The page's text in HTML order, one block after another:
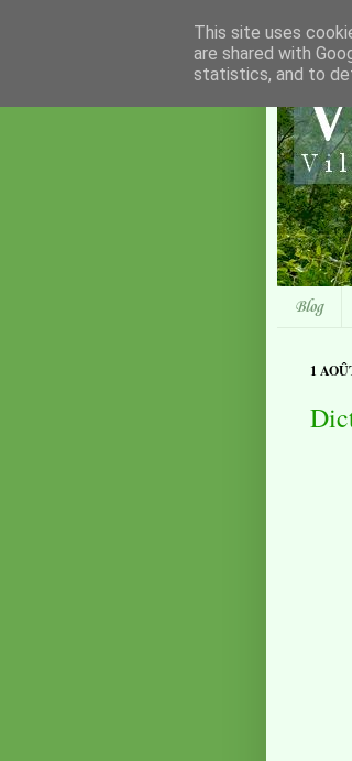
Blog
1
This site uses
are shared with
statistics, and to